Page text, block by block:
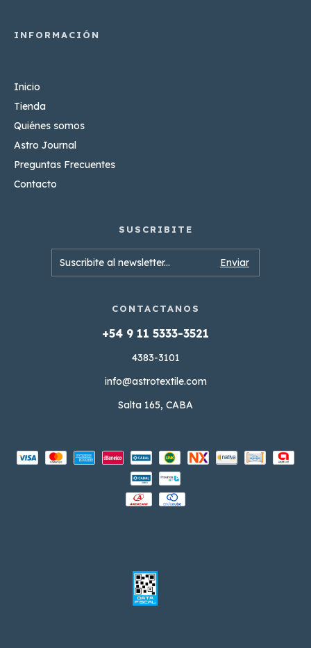
Inicio
Tienda
Quiénes somos
Astro Journal
Preguntas Frecuentes
Contacto
4383-3101
info@astrotextile.com
Salta 165, CABA